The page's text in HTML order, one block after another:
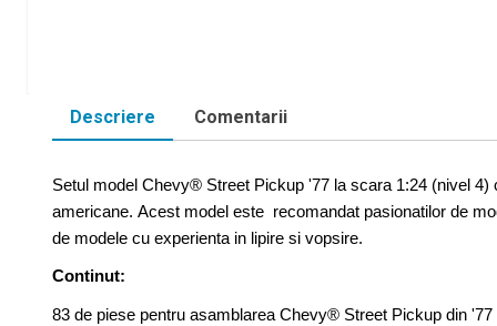
Descriere Comentarii
Setul model Chevy® Street Pickup '77 la scara 1:24 (nivel
americane. Acest model este recomandat pasionatilor de
de modele cu experienta in lipire si vopsire.
Continut:
83 de piese pentru asamblarea Chevy® Street Pickup din '77